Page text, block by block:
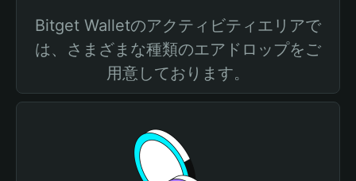
Bitget Walletのアクティビティエリアで
は、さまざまな種類のエアドロップをご
用意しております。